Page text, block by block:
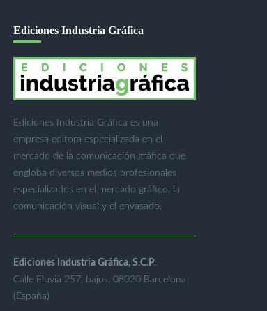
Ediciones Industria Gráfica
Ediciones Industria Gráfica es una
empresa editora especializada en el
mercado de la comunicación gráfica que
engloba diversos medios profesionales
especializados en el mercado gráfico, la
comunicación visual y el envasado.
Ediciones Industria Gráfica, S.C.P.
Calle Fluvià 257, bajos, 08020 Barcelona
(España)